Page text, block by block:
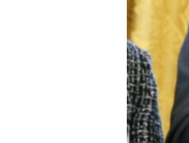
УКРАЇНСЬКА ПРОБЛЕМА КРИМУ